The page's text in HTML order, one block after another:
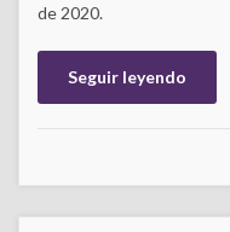
de 2020.
Seguir leyendo